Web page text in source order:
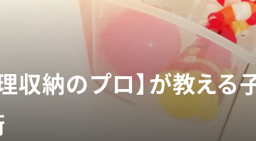
理収納のプロ】が教え